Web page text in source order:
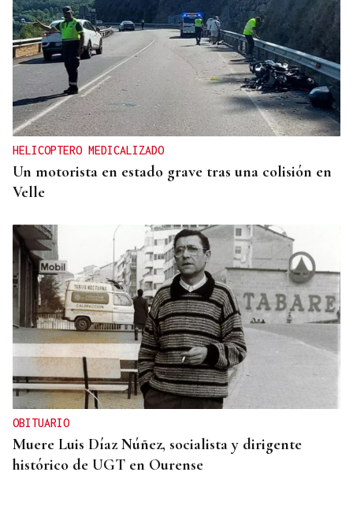
HELICOPTERO MEDICALIZADO
Un motorista en estado grave tras una colisión en
Velle
OBITUARIO
Muere Luis Díaz Núñez, socialista y dirigente
histórico de UGT en Ourense